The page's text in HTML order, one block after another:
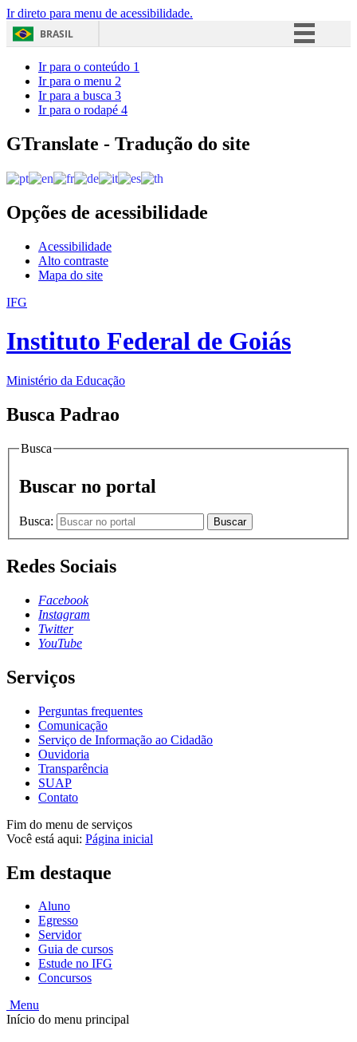
Ir direto para menu de acessibilidade.
BRASIL
Acesso à informação
Ir para o conteúdo 1
Ir para o menu 2
Ir para a busca 3
Ir para o rodapé 4
GTranslate - Tradução do site
Opções de acessibilidade
Acessibilidade
Alto contraste
Mapa do site
IFG
Instituto Federal de Goiás
Ministério da Educação
Busca Padrao
Busca
Buscar no portal
Busca: Buscar
Redes Sociais
Facebook
Instagram
Twitter
YouTube
Serviços
Perguntas frequentes
Comunicação
Serviço de Informação ao Cidadão
Ouvidoria
Transparência
SUAP
Contato
Fim do menu de serviços
Você está aqui: Página inicial
Em destaque
Aluno
Egresso
Servidor
Guia de cursos
Estude no IFG
Concursos
Menu
Início do menu principal